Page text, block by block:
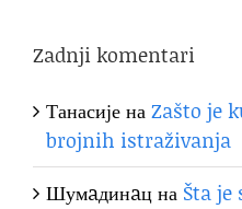
Zadnji komentari
ТанасијенаZašto je
brojnih istraživanja
Шумaдинaцна Šta je